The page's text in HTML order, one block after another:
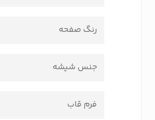
رنگ صفحه
جنس شیشه
فرم قاب